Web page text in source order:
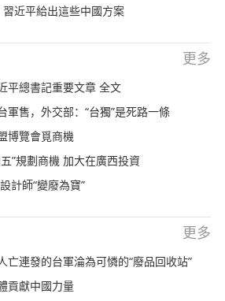
習近平給出這些中國方案
更多
平總書記重要文章 全文
軍售，外交部：“台獨”是死路一條
博覽會覓商機
”規劃商機 加大在廣西投資
計師“變廢為寶”
更多
亡連發的台軍淪為可憐的“廢品回收站”
貢獻中國力量